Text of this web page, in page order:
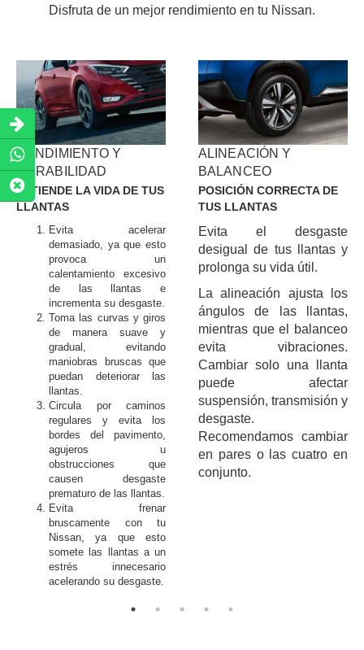
Disfruta de un mejor rendimiento en tu Nissan.
RENDIMIENTO Y
DURABILIDAD
EXTIENDE LA VIDA DE TUS
LLANTAS
Evita acelerar
demasiado, ya que esto
provoca un
calentamiento excesivo
de las llantas e
incrementa su desgaste.
Toma las curvas y giros
de manera suave y
gradual, evitando
maniobras bruscas que
puedan deteriorar las
llantas.
Circula por caminos
regulares y evita los
bordes del pavimento,
agujeros u
obstrucciones que
causen desgaste
prematuro de las llantas.
Evita frenar
bruscamente con tu
Nissan, ya que esto
somete las llantas a un
estrés innecesario
acelerando su desgaste.
ALINEACIÓN Y
BALANCEO
POSICIÓN CORRECTA DE
TUS LLANTAS
Evita el desgaste
desigual de tus llantas y
prolonga su vida útil.
La alineación ajusta los
ángulos de las llantas,
mientras que el balanceo
evita vibraciones.
Cambiar solo una llanta
puede afectar
suspensión, transmisión y
desgaste.
Recomendamos cambiar
en pares o las cuatro en
conjunto.